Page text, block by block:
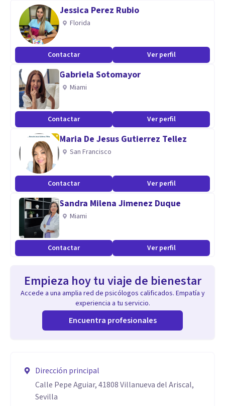
Jessica Perez Rubio
Florida
Contactar Ver perfil
Gabriela Sotomayor
Miami
Contactar Ver perfil
Maria De Jesus Gutierrez Tellez
San Francisco
Contactar Ver perfil
Sandra Milena Jimenez Duque
Miami
Contactar Ver perfil
Empieza hoy tu viaje de bienestar
Accede a una amplia red de psicólogos calificados. Empatía y
experiencia a tu servicio.
Encuentra profesionales
Dirección principal
Calle Pepe Aguiar, 41808 Villanueva del Ariscal,
Sevilla